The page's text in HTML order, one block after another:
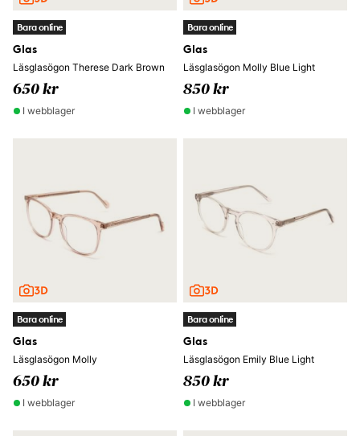
Bara online
Glas
Läsglasögon Therese Dark Brown
650 kr
I webblager
Bara online
Glas
Läsglasögon Molly Blue Light
850 kr
I webblager
Bara online
Glas
Läsglasögon Molly
650 kr
I webblager
Bara online
Glas
Läsglasögon Emily Blue Light
850 kr
I webblager